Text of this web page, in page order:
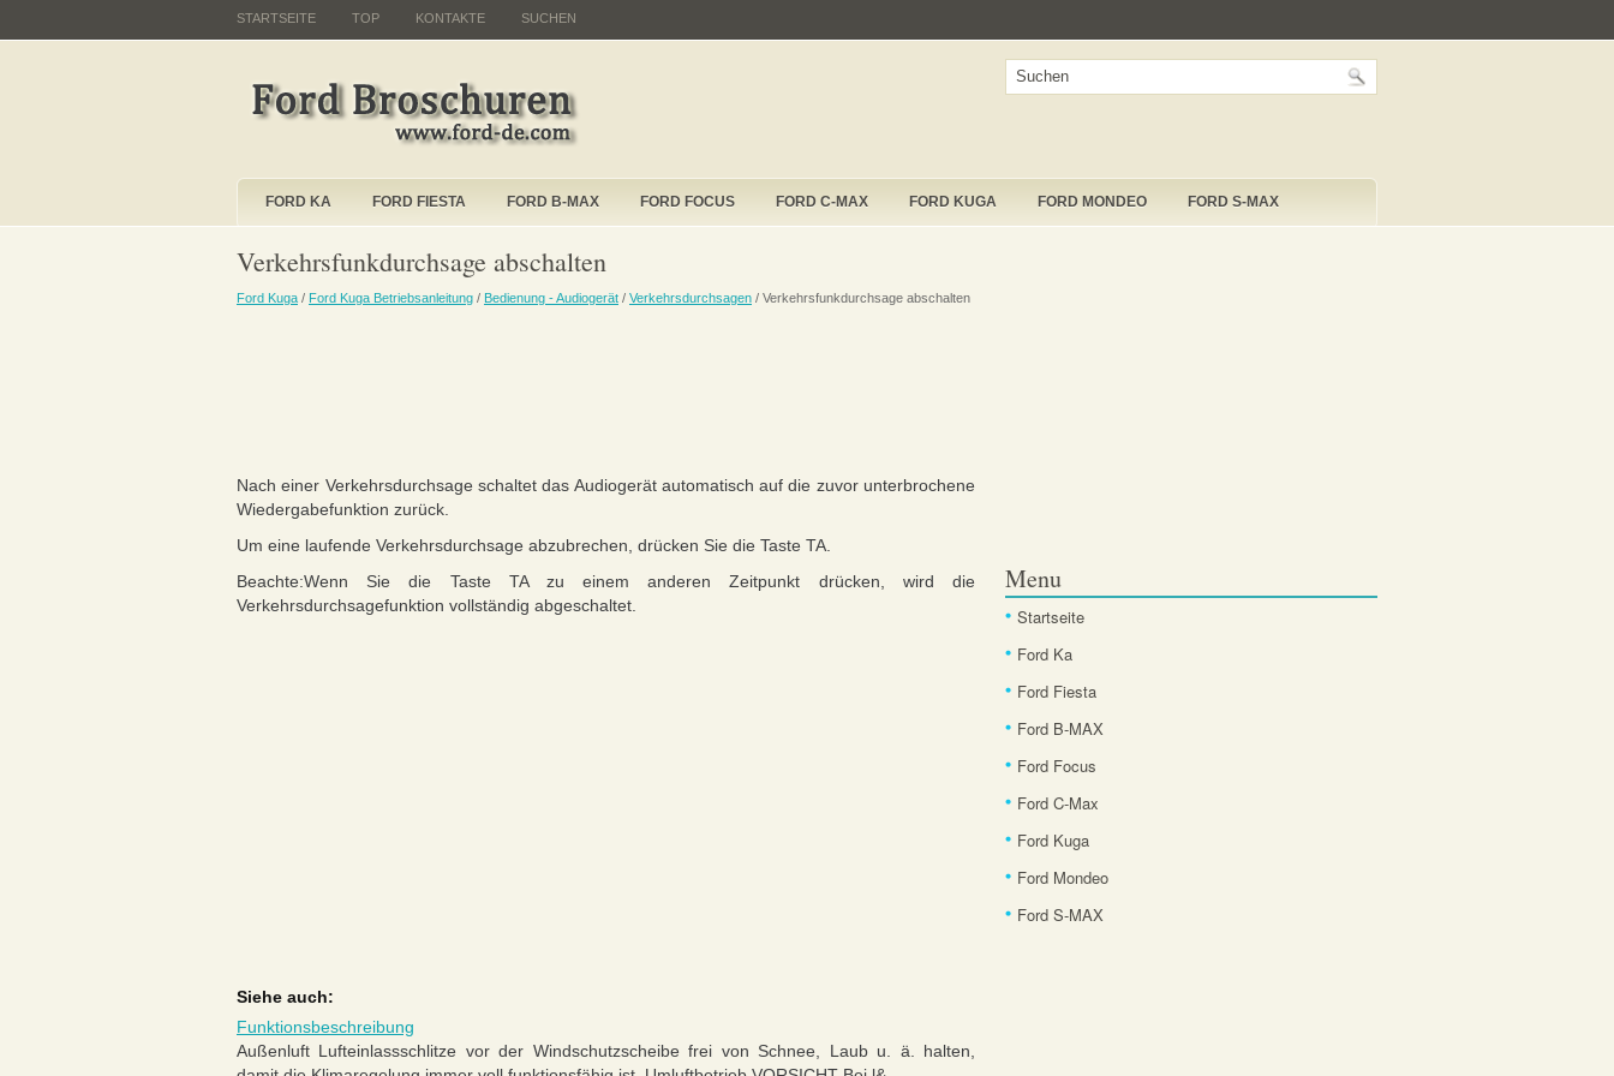
STARTSEITE TOP KONTAKTE SUCHEN
FORD KA FORD FIESTA FORD B-MAX FORD FOCUS FORD C-MAX FORD KUGA FORD MONDEO FORD S-MAX
Verkehrsfunkdurchsage abschalten
Ford Kuga / Ford Kuga Betriebsanleitung / Bedienung - Audiogerät / Verkehrsdurchsagen / Verkehrsfunkdurchsage abschalten
Nach einer Verkehrsdurchsage schaltet das Audiogerät automatisch auf die zuvor unterbrochene
Wiedergabefunktion zurück.
Um eine laufende Verkehrsdurchsage abzubrechen, drücken Sie die Taste TA.
Beachte:Wenn Sie die Taste TA zu einem anderen Zeitpunkt drücken, wird die
Verkehrsdurchsagefunktion vollständig abgeschaltet.
Siehe auch:
Funktionsbeschreibung
Außenluft Lufteinlassschlitze vor der Windschutzscheibe frei von Schnee, Laub u. ä. halten,
Menu
Startseite
Ford Ka
Ford Fiesta
Ford B-MAX
Ford Focus
Ford C-Max
Ford Kuga
Ford Mondeo
Ford S-MAX